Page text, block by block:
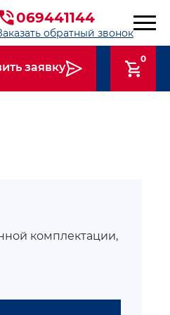
069441144
обратный звонок
заявку
0
комплектации,